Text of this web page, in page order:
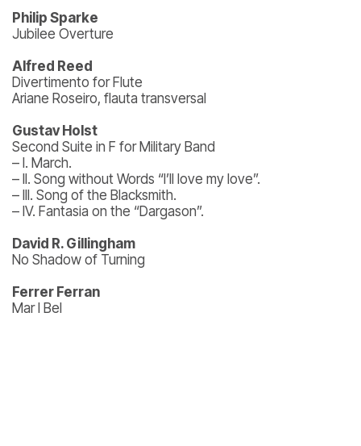
Philip Sparke
Jubilee Overture
Alfred Reed
Divertimento for Flute
Ariane Roseiro, flauta transversal
Gustav Holst
Second Suite in F for Military Band
– I. March.
– II. Song without Words “I’ll love my love”.
– III. Song of the Blacksmith.
– IV. Fantasia on the “Dargason”.
David R. Gillingham
No Shadow of Turning
Ferrer Ferran
Mar I Bel